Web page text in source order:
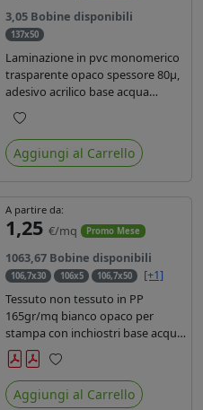
3,05 Bobine disponibili
137x50
Laminazione in pvc monomerico
trasparente opaco spessore 80µ,
adesivo acrilico base acqua
permanente specifico per ink uv,
liner in carta kraft da 90gr. Durata
3 anni, dotata di filtro uv, idonea
per stampe con inchiostro
Preferiti
Aggiungi al Carrello
A partire da:
1,25 €/mq Promo Mese
1063,67 Bobine disponibili
106,7x30 106x5 106,7x50
[+1]
Tessuto non tessuto in PP
165gr/mq bianco opaco per
stampa con inchiostri base acqua,
latex, uv, ecosolvente. Finitura a
rombi spundbond e coating
superficiale con totale assenza di
peluria. Occhiellabile, non
Preferiti
Aggiungi al Carrello